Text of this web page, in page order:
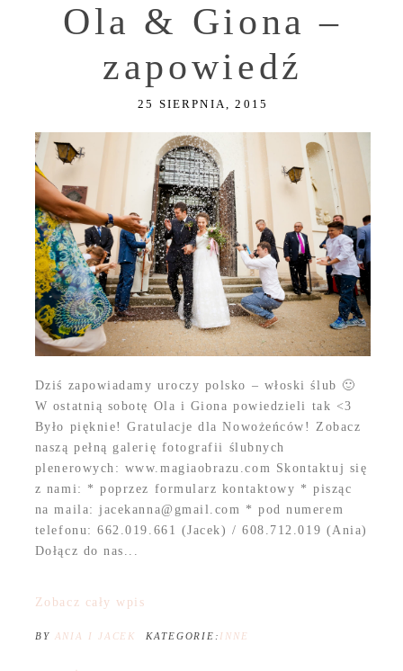
Ola & Giona –
zapowiedź
25 SIERPNIA, 2015
Dziś zapowiadamy uroczy polsko – włoski ślub 🙂
W ostatnią sobotę Ola i Giona powiedzieli tak <3
Było pięknie! Gratulacje dla Nowożeńców! Zobacz
naszą pełną galerię fotografii ślubnych
plenerowych: www.magiaobrazu.com Skontaktuj się
z nami: * poprzez formularz kontaktowy * pisząc
na maila: jacekanna@gmail.com * pod numerem
telefonu: 662.019.661 (Jacek) / 608.712.019 (Ania)
Dołącz do nas...
Zobacz cały wpis
BY ANIA I JACEK KATEGORIE: INNE